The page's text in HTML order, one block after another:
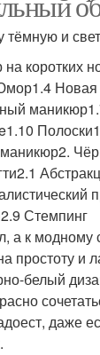
и
коротких
Новая
Стемпинг
а к модному
простоту и
белый
даже